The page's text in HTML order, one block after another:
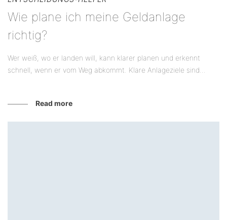
Wie plane ich meine Geldanlage
richtig?
Wer weiß, wo er landen will, kann klarer planen und erkennt
schnell, wenn er vom Weg abkommt. Klare Anlageziele sind...
Read more